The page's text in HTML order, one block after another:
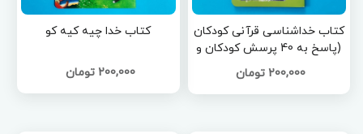
کتاب خداشناسی قرآنی کودکان
(پاسخ به 40 پرسش کودکان و
نوجوانان درباره ی خدا)
200,000 تومان
کتاب خدا چیه کیه کو
200,000 تومان